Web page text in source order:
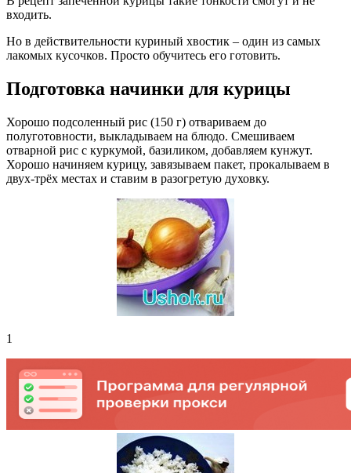
входить.
Но в действительности куриный хвостик – один из самых
лакомых кусочков. Просто обучитесь его готовить.
Подготовка начинки для курицы
Хорошо подсоленный рис (150 г) отвариваем до
полуготовности, выкладываем на блюдо. Смешиваем
отварной рис с куркумой, базиликом, добавляем кунжут.
Хорошо начиняем курицу, завязываем пакет, прокалываем в
двух-трёх местах и ставим в разогретую духовку.
1